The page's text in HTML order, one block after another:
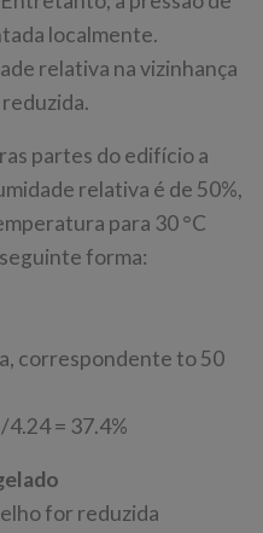
localmente.
relativa na vizinhança
partes do edifício a
relativa é de 50%,
para 30 °C
forma:
correspondente to 50
4.24 = 37.4%
for reduzida